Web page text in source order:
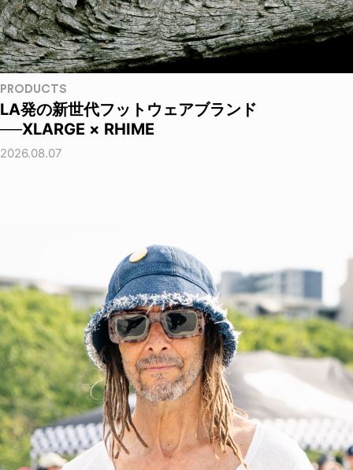
PRODUCTS
LA発の新世代フットウェアブランド
──XLARGE × RHIME
2026.08.07